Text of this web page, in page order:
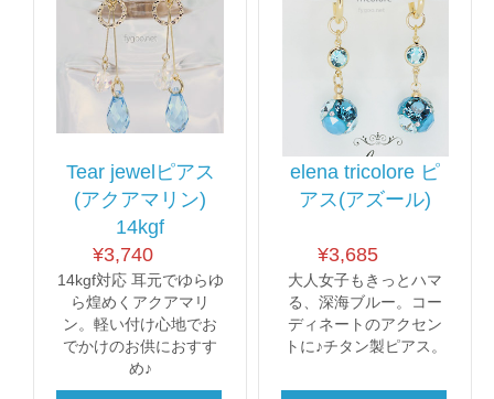
Tear jewelピアス
(アクアマリン)
14kgf
¥3,740
14kgf対応 耳元でゆらゆ
ら煌めくアクアマリ
ン。軽い付け心地でお
でかけのお供におすす
め♪
elena tricolore ピ
アス(アズール)
¥3,685
大人女子もきっとハマ
る、深海ブルー。コー
ディネートのアクセン
トに♪チタン製ピアス。